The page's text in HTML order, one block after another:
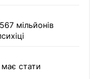
мільйонів
стати